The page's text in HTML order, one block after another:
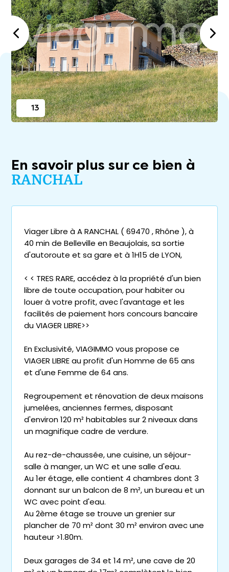
13
En savoir plus sur ce bien à
RANCHAL
Viager Libre à A RANCHAL ( 69470 , Rhône ), à
40 min de Belleville en Beaujolais, sa sortie
d'autoroute et sa gare et à 1H15 de LYON,
< < TRES RARE, accédez à la propriété d'un bien
libre de toute occupation, pour habiter ou
louer à votre profit, avec l'avantage et les
facilités de paiement hors concours bancaire
du VIAGER LIBRE>>
En Exclusivité, VIAGIMMO vous propose ce
VIAGER LIBRE au profit d'un Homme de 65 ans
et d'une Femme de 64 ans.
Regroupement et rénovation de deux maisons
jumelées, anciennes fermes, disposant
d'environ 120 m² habitables sur 2 niveaux dans
un magnifique cadre de verdure.
Au rez-de-chaussée, une cuisine, un séjour-
salle à manger, un WC et une salle d'eau.
Au 1er étage, elle contient 4 chambres dont 3
donnant sur un balcon de 8 m², un bureau et un
WC avec point d'eau.
Au 2ème étage se trouve un grenier sur
plancher de 70 m² dont 30 m² environ avec une
hauteur >1.80m.
Deux garages de 34 et 14 m², une cave de 20